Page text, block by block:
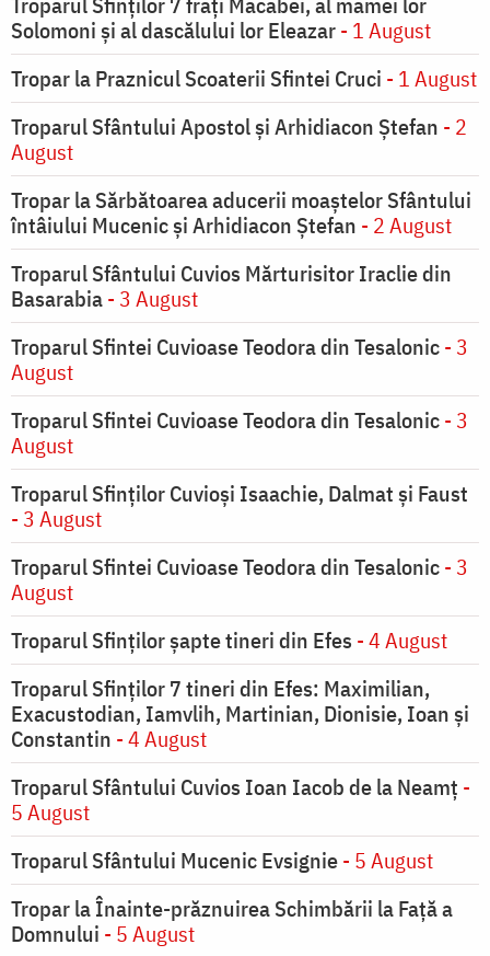
Solomoni şi al dascălului lor Eleazar- 1 August
Tropar la Praznicul Scoaterii Sfintei Cruci - 1 August
Troparul Sfântului Apostol și Arhidiacon Ștefan - 2
August
Tropar la Sărbătoarea aducerii moaştelor Sfântului
întâiului Mucenic şi Arhidiacon Ştefan - 2 August
Troparul Sfântului Cuvios Mărturisitor Iraclie din
Basarabia- 3 August
Troparul Sfintei Cuvioase Teodora din Tesalonic- 3
August
Troparul Sfintei Cuvioase Teodora din Tesalonic- 3
August
Troparul Sfinţilor Cuvioşi Isaachie, Dalmat şi Faust
- 3 August
Troparul Sfintei Cuvioase Teodora din Tesalonic- 3
August
Troparul Sfinţilor şapte tineri din Efes - 4 August
Troparul Sfinţilor 7 tineri din Efes: Maximilian,
Exacustodian, Iamvlih, Martinian, Dionisie, Ioan şi
Constantin - 4 August
Troparul Sfântului Cuvios Ioan Iacob de la Neamț -
5 August
Troparul Sfântului Mucenic Evsignie- 5 August
Tropar la Înainte-prăznuirea Schimbării la Faţă a
Domnului - 5 August